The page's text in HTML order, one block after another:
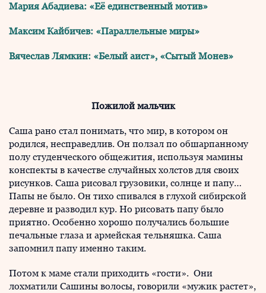
Мария Абадиева: «Её единственный мотив»
Максим Кайбичев: «Параллельные миры»
Вячеслав Лямкин: «Белый аист», «Сытый Монев»
Пожилой мальчик
Саша рано стал понимать, что мир, в котором он
родился, несправедлив. Он ползал по обшарпанному
полу студенческого общежития, используя мамины
конспекты в качестве случайных холстов для своих
рисунков. Саша рисовал грузовики, солнце и папу…
Папы не было. Он тихо спивался в глухой сибирской
деревне и разводил кур. Но рисовать папу было
приятно. Особенно хорошо получались большие
печальные глаза и армейская тельняшка. Саша
запомнил папу именно таким.
Потом к маме стали приходить «гости». Они
лохматили Сашины волосы, говорили «мужик растет»,